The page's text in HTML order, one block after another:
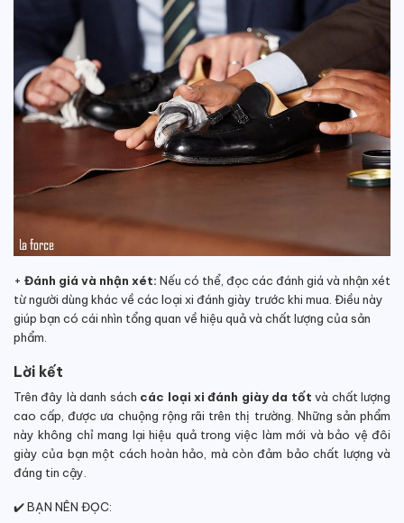
+ Đánh giá và nhận xét: Nếu có thể, đọc các đánh giá và nhận xét
từ người dùng khác về các loại xi đánh giày trước khi mua. Điều này
giúp bạn có cái nhìn tổng quan về hiệu quả và chất lượng của sản
phẩm.
Lời kết
Trên đây là danh sách các loại xi đánh giày da tốt và chất lượng
cao cấp, được ưa chuộng rộng rãi trên thị trường. Những sản phẩm
này không chỉ mang lại hiệu quả trong việc làm mới và bảo vệ đôi
giày của bạn một cách hoàn hảo, mà còn đảm bảo chất lượng và
đáng tin cậy.
✔️ BẠN NÊN ĐỌC: